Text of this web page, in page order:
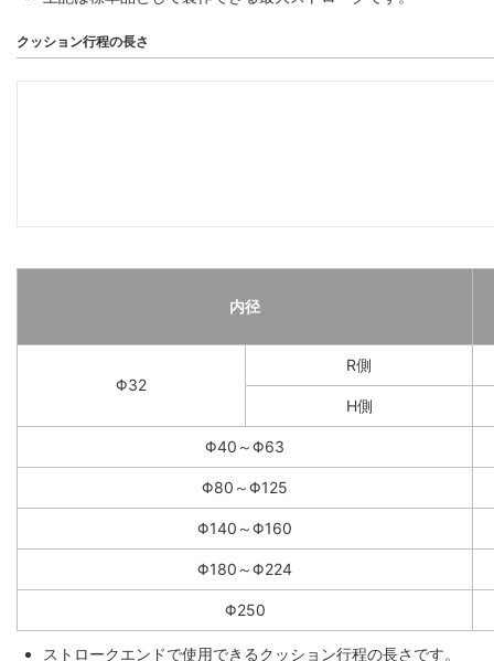
クッション行程の長さ
内径
Φ32
R側
H側
Φ40～Φ63
Φ80～Φ125
Φ140～Φ160
Φ180～Φ224
Φ250
ストロークエンドで使用できるクッション行程の長さです。